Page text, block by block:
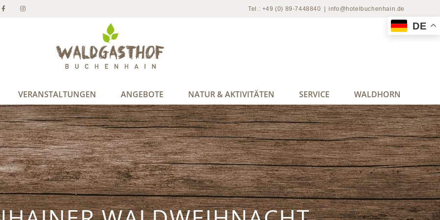
Tel.: +49 (0) 89-7448840 info@hotelbuchenhain.de
VERANSTALTUNGEN ANGEBOTE NATUR & AKTIVITÄTEN SERVICE WALDHORN
DE